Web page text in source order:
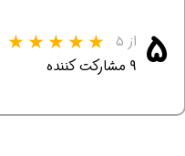
۵ از ۵
۹ مشارکت کننده